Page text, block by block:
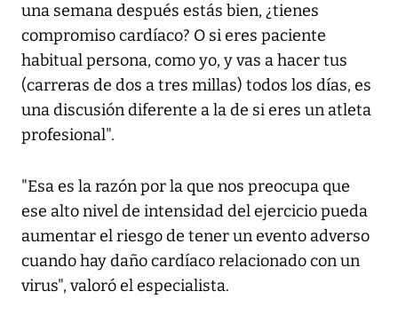
una semana después estás bien, ¿tienes
compromiso cardíaco? O si eres paciente
habitual persona, como yo, y vas a hacer tus
(carreras de dos a tres millas) todos los días, es
una discusión diferente a la de si eres un atleta
profesional".
"Esa es la razón por la que nos preocupa que
ese alto nivel de intensidad del ejercicio pueda
aumentar el riesgo de tener un evento adverso
cuando hay daño cardíaco relacionado con un
virus", valoró el especialista.